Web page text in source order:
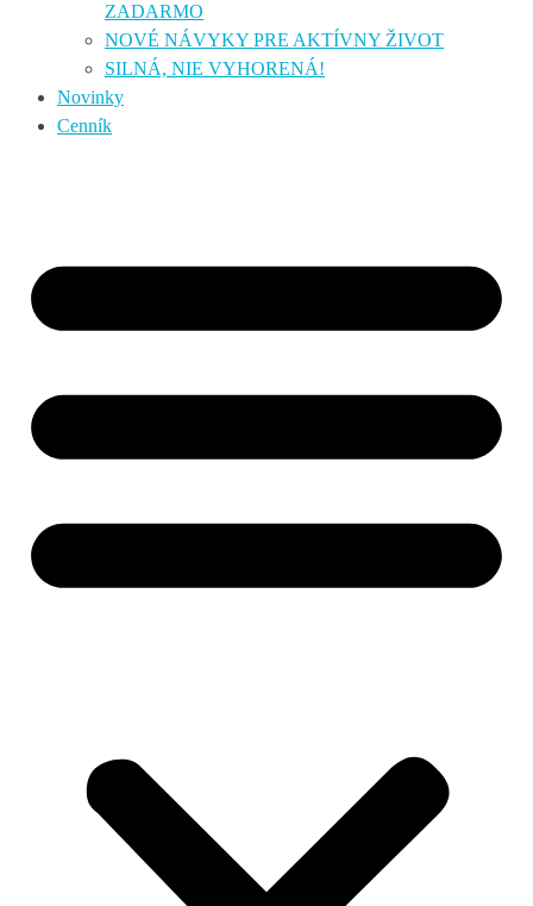
ZADARMO
NOVÉ NÁVYKY PRE AKTÍVNY ŽIVOT
SILNÁ, NIE VYHORENÁ!
Novinky
Cenník